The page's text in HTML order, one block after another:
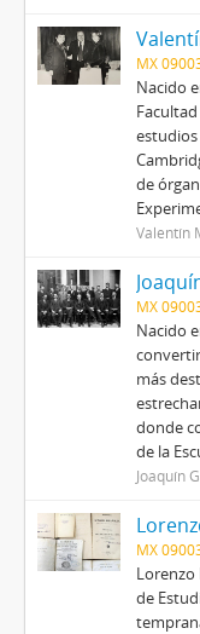
MX
Nacido
de
Valentín
MX
Nacido
más
donde
de la
Joaquín
MX
Lorenzo
de